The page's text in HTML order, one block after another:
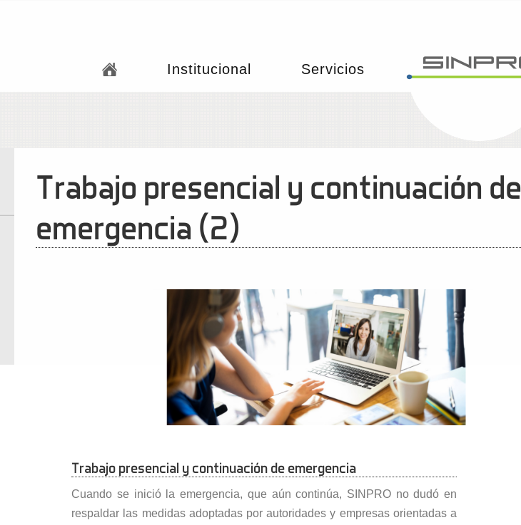
Institucional Servicios
Trabajo presencial y continuación de
emergencia (2)
Trabajo presencial y continuación de emergencia
Cuando se inició la emergencia, que aún continúa, SINPRO no dudó en
respaldar las medidas adoptadas por autoridades y empresas orientadas a